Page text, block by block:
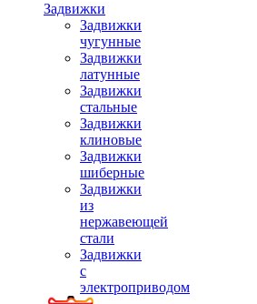
Задвижки
Задвижки
чугунные
Задвижки
латунные
Задвижки
стальные
Задвижки
клиновые
Задвижки
шиберные
Задвижки
из
нержавеющей
стали
Задвижки
с
электроприводом